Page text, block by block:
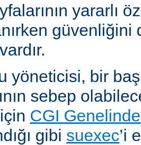
yararlı
güvenliğini
yöneticisi, bir
sebep
CGI Genelinde
gibi suexec’i